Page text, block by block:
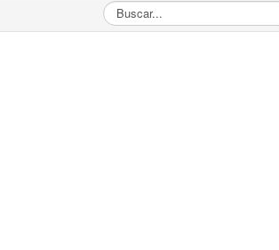
Buscar...